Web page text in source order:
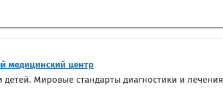
медицинский центр
детей. Мировые стандарты диагностики и лечения